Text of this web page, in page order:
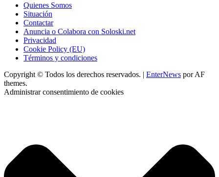
Quienes Somos
Situación
Contactar
Anuncia o Colabora con Soloski.net
Privacidad
Cookie Policy (EU)
Términos y condiciones
Copyright © Todos los derechos reservados. | EnterNews por AF
themes.
Administrar consentimiento de cookies